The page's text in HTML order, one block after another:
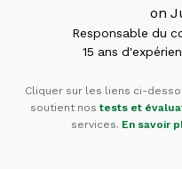
on
Responsable du
15 ans
Cliquer sur les liens ci-
soutient nostests et
services. En savoir